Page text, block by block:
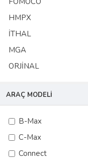
HMPX
İTHAL
MGA
ORJİNAL
ARAÇ MODELI
B-Max
C-Max
Connect